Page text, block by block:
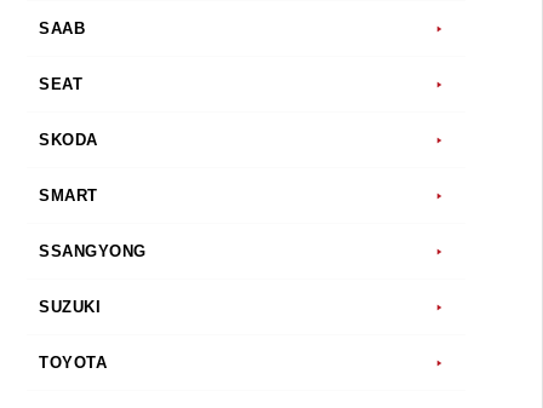
SAAB
SEAT
SKODA
SMART
SSANGYONG
SUZUKI
TOYOTA